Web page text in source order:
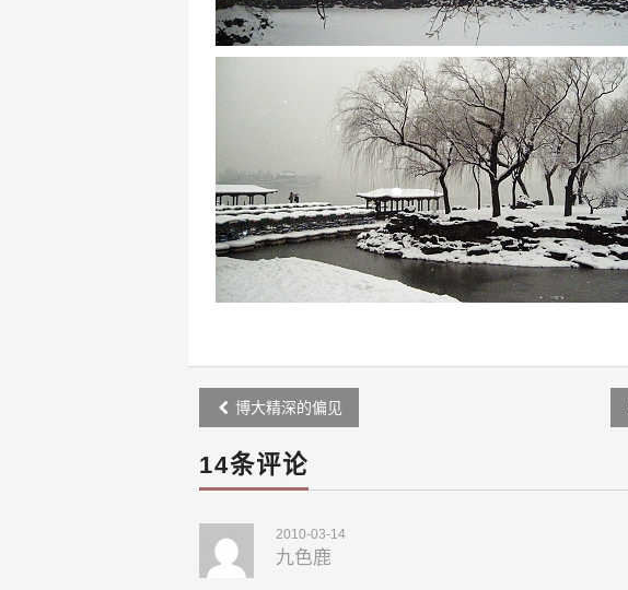
Post
navigation
博大精深的偏见
14条评论
2010-03-14
九色鹿